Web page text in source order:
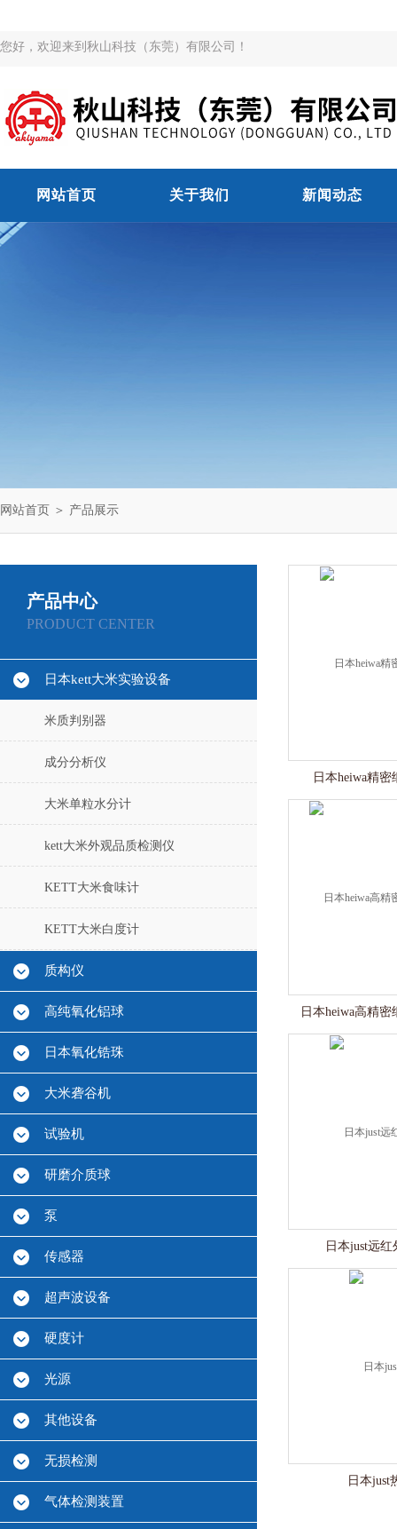
您好，欢迎来到秋山科技（东莞）有限公司！
网站首页 关于我们 新闻动态
网站首页 ＞ 产品展示
产品中心
PRODUCT CENTER
日本kett大米实验设备
米质判别器
成分分析仪
大米单粒水分计
kett大米外观品质检测仪
KETT大米食味计
KETT大米白度计
质构仪
高纯氧化铝球
日本氧化锆珠
大米砻谷机
试验机
研磨介质球
泵
传感器
超声波设备
硬度计
光源
其他设备
无损检测
气体检测装置
日本heiwa精
日本heiwa高精
日本just远
日本just